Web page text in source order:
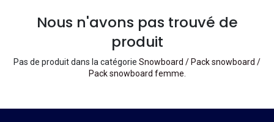
Nous n'avons pas trouvé de
produit
Pas de produit dans la catégorie Snowboard / Pack snowboard /
Pack snowboard femme